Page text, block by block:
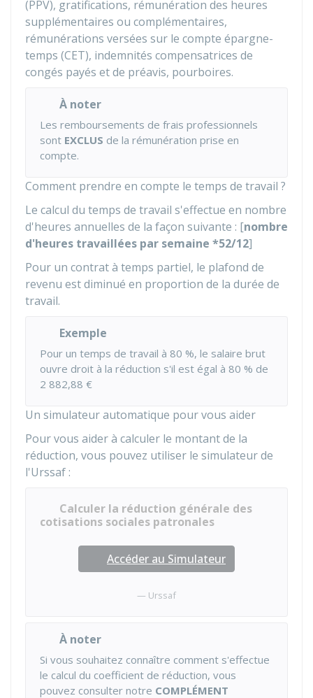
(PPV), gratifications, rémunération des heures
supplémentaires ou complémentaires,
rémunérations versées sur le compte épargne-
temps (CET), indemnités compensatrices de
congés payés et de préavis, pourboires.
À noter
Les remboursements de frais professionnels
sont EXCLUS de la rémunération prise en
compte.
Comment prendre en compte le temps de travail ?
Le calcul du temps de travail s'effectue en nombre
d'heures annuelles de la façon suivante : [nombre
d'heures travaillées par semaine *52/12]
Pour un contrat à temps partiel, le plafond de
revenu est diminué en proportion de la durée de
travail.
Exemple
Pour un temps de travail à 80 %, le salaire brut
ouvre droit à la réduction s'il est égal à 80 % de
2 882,88 €
Un simulateur automatique pour vous aider
Pour vous aider à calculer le montant de la
réduction, vous pouvez utiliser le simulateur de
l'Urssaf :
Calculer la réduction générale des
cotisations sociales patronales
Accéder au Simulateur
Urssaf
À noter
Si vous souhaitez connaître comment s'effectue
le calcul du coefficient de réduction, vous
pouvez consulter notre COMPLÉMENT